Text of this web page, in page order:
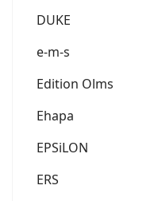
DUKE
e-m-s
Edition Olms
Ehapa
EPSiLON
ERS